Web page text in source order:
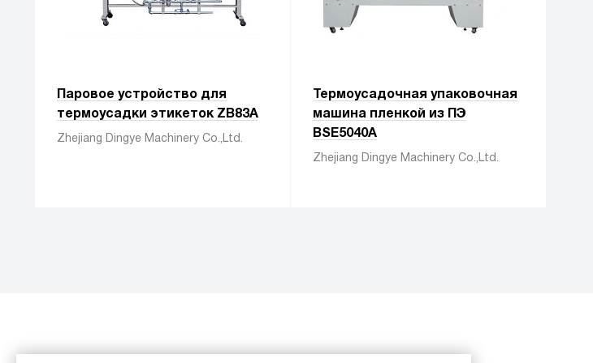
Паровое устройство для
термоусадки этикеток ZB83A
Zhejiang Dingye Machinery Co.,Ltd.
Термоусадочная упаковочная
машина пленкой из ПЭ
BSE5040A
Zhejiang Dingye Machinery Co.,Ltd.